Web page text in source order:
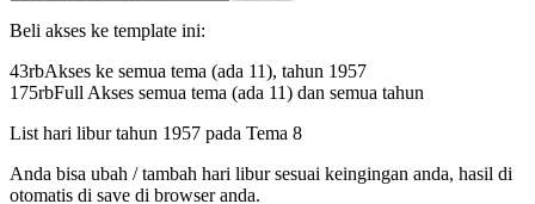
Beli akses ke template ini:
43rbAkses ke semua tema (ada 11), tahun 1957
175rbFull Akses semua tema (ada 11) dan semua tahun
List hari libur tahun 1957 pada Tema 8
Anda bisa ubah / tambah hari libur sesuai keingingan anda, hasil di
otomatis di save di browser anda.